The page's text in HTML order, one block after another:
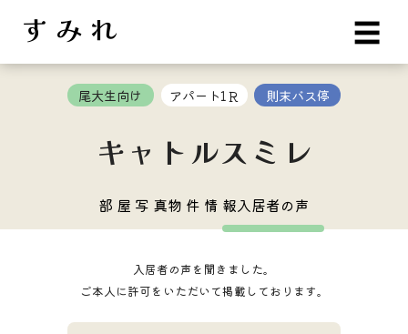
す み れ ☰
尾大生向け アパート1Ｒ 則末バス停
キャトルスミレ
部 屋 写 真物 件 情 報入居者の声
入居者の声を聞きました。
ご本人に許可をいただいて掲載しております。